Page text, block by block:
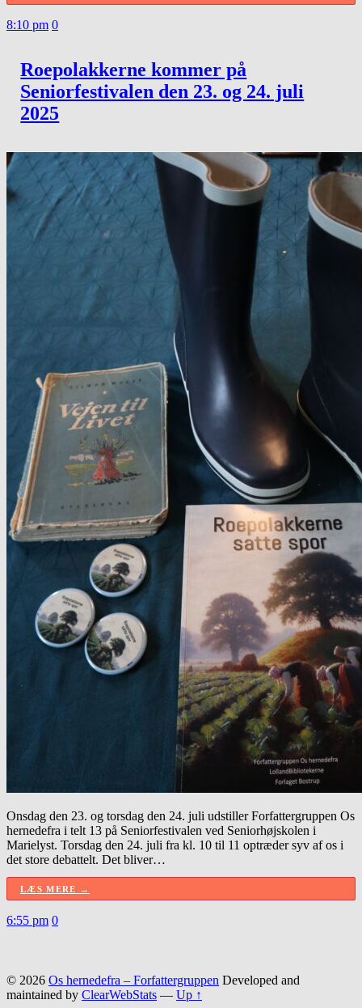
8:10 pm 0
Roepolakkerne kommer på
Seniorfestivalen den 23. og 24. juli
2025
Onsdag den 23. og torsdag den 24. juli udstiller Forfattergruppen Os
hernedefra i telt 13 på Seniorfestivalen ved Seniorhøjskolen i
Marielyst. Torsdag den 24. juli fra kl. 10 til 11 optræder syv af os i
det store debattelt. Det bliver…
LÆS MERE →
6:55 pm 0
© 2026 Os hernedefra – Forfattergruppen Developed and
maintained by ClearWebStats — Up ↑